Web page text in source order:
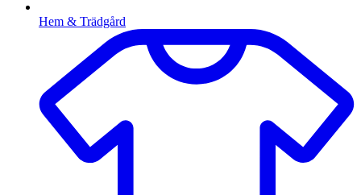
Hem & Trädgård